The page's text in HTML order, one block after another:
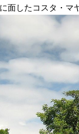
イページ
ルーズ検索
面したコスタ・